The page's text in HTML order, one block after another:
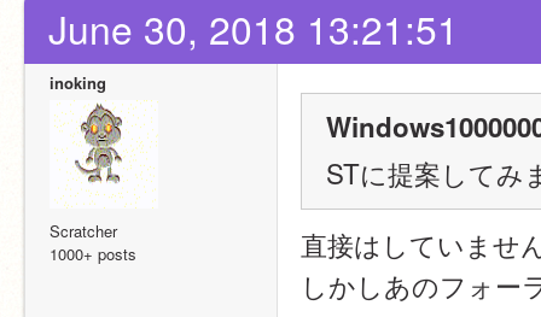
June 30, 2018 13:21:51
inoking
Scratcher
1000+ posts
STに提案してみ
直接はしていませ
しかしあのフォー